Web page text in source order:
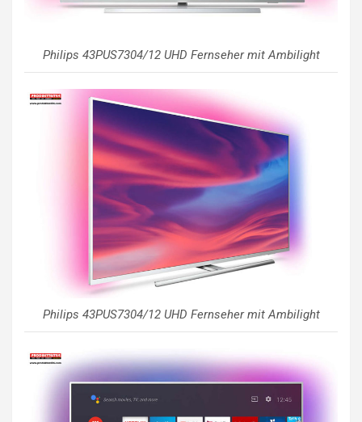
Philips 43PUS7304/12 UHD Fernseher mit Ambilight
Philips 43PUS7304/12 UHD Fernseher mit Ambilight